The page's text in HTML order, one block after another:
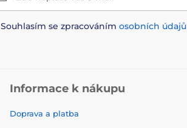
Souhlasím se zpracováním osobních údajů
Informace k nákupu
Doprava a platba